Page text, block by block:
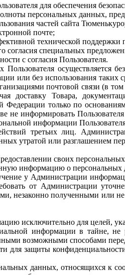
для обеспечения
персональных данных,
частей сайта
почте;
технической
согласия специальных
с согласия Пользователя.
Пользователя
или без использования
почтовой связи (в
доставку Товара,
Федерации только по
не информировать
информации
третьих лиц.
утратой или разглашением
своих
информацию о
у Администрации
от Администрации
незаконно полученными или
исключительно для целей,
информации в тайне, не
возможными способами
для защиты
данных, относящихся к